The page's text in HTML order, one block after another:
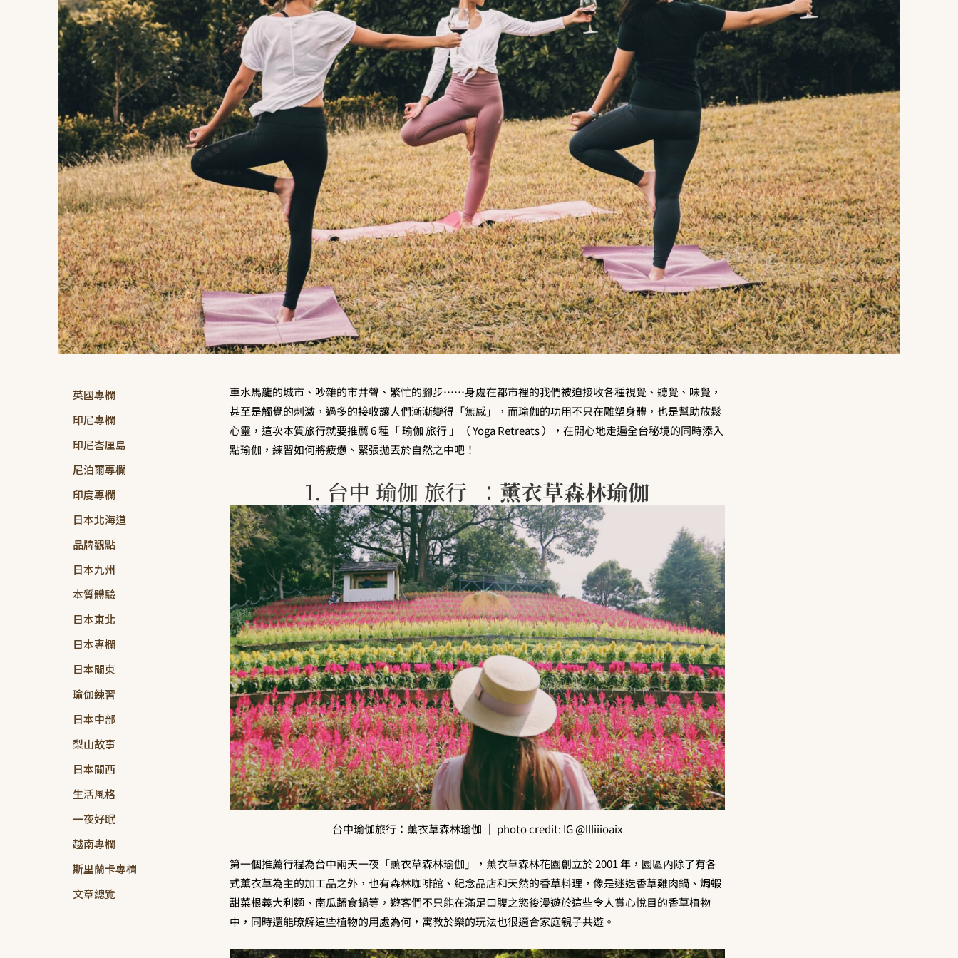
英國專欄
印尼專欄
印尼峇厘島
尼泊爾專欄
印度專欄
日本北海道
品牌觀點
日本九州
本質體驗
日本東北
日本專欄
日本關東
瑜伽練習
日本中部
梨山故事
日本關西
生活風格
一夜好眠
越南專欄
斯里蘭卡專欄
文章總覽
車水馬龍的城市、吵雜的市井聲、繁忙的腳步……身處在都市裡的我們被迫接收各種視覺、聽覺、味覺，
甚至是觸覺的刺激，過多的接收讓人們漸漸變得「無感」，而瑜伽的功用不只在雕塑身體，也是幫助放鬆
心靈，這次本質旅行就要推薦 6 種「 瑜伽 旅行 」（ Yoga Retreats ），在開心地走遍全台秘境的同時添入
點瑜伽，練習如何將疲憊、緊張拋丟於自然之中吧！
1. 台中 瑜伽 旅行 ： 薰衣草森林瑜伽
台中瑜伽旅行：薰衣草森林瑜伽 ｜ photo credit: IG @llliiioaix
第一個推薦行程為台中兩天一夜「薰衣草森林瑜伽」，薰衣草森林花園創立於 2001 年，園區內除了有各
式薰衣草為主的加工品之外，也有森林咖啡館、紀念品店和天然的香草料理，像是迷迭香草雞肉鍋、焗蝦
甜菜根義大利麵、南瓜蔬食鍋等，遊客們不只能在滿足口腹之慾後漫遊於這些令人賞心悅目的香草植物
中，同時還能暸解這些植物的用處為何，寓教於樂的玩法也很適合家庭親子共遊。